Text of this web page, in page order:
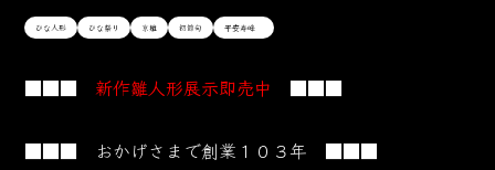
ひな人形 ひな祭り 京雛 初節句 平安寿峰
■■■ 新作雛人形展示即売中 ■■■
■■■ おかげさまで創業１０３年 ■■■